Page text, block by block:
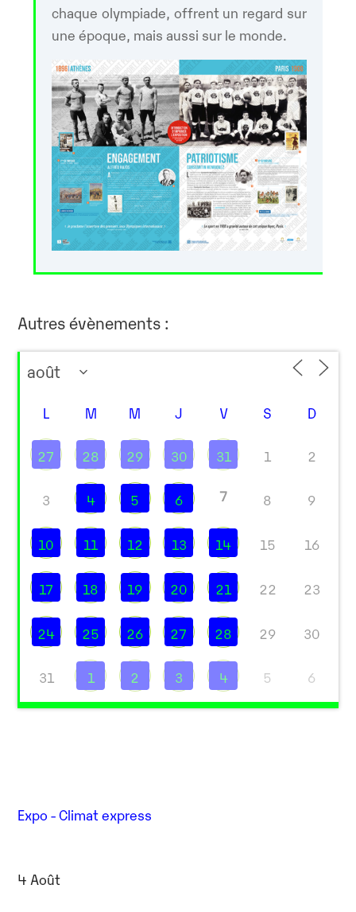
chaque olympiade, offrent un regard sur
une époque, mais aussi sur le monde.
Autres évènements :
L M M J V S D
27 28 29 30 31 1 2
3 4 5 6 7 8 9
10 11 12 13 14 15 16
17 18 19 20 21 22 23
24 25 26 27 28 29 30
31 1 2 3 4 5 6
Expo - Climat express
4 Août